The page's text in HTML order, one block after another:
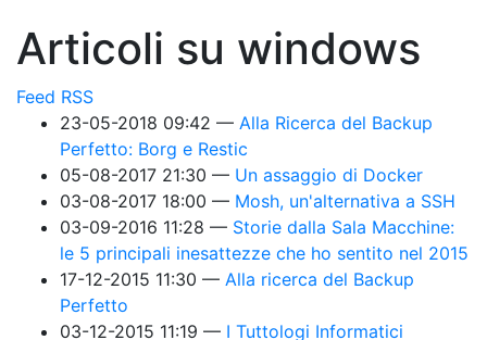
Articoli su windows
Feed RSS
23-05-2018 09:42
Alla Ricerca del Backup
Perfetto: Borg e Restic
05-08-2017 21:30
Un assaggio di Docker
03-08-2017 18:00
Mosh, un'alternativa a SSH
03-09-2016 11:28
Storie dalla Sala Macchine:
le 5 principali inesattezze che ho sentito nel 2015
17-12-2015 11:30
Alla ricerca del Backup
Perfetto
03-12-2015 11:19
I Tuttologi Informatici